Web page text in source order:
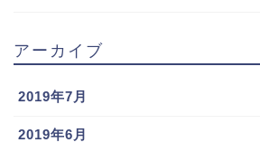
アーカイブ
2019年7月
2019年6月